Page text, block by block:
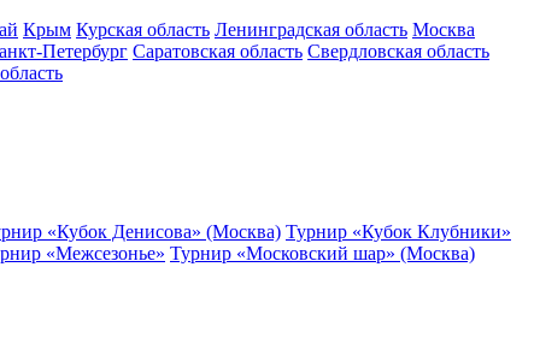
Крым Курская область Ленинградская область Москва
Петербург Саратовская область Свердловская область
«Кубок Денисова» (Москва) Турнир «Кубок Клубники»
«Межсезонье» Турнир «Московский шар» (Москва)